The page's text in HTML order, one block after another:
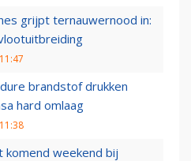
grijpt ternauwernood in:
brandstof drukken
hard omlaag
komend weekend bij